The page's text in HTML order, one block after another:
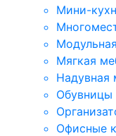
Мини-
Мягкая
Надувная
Обувницы
Офисные